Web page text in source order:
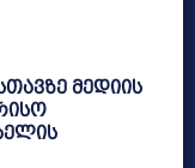
მედიის